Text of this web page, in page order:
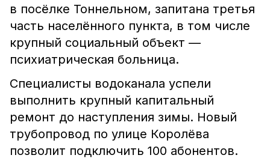
в посёлке Тоннельном, запитана третья
часть населённого пункта, в том числе
крупный социальный объект —
психиатрическая больница.
Специалисты водоканала успели
выполнить крупный капитальный
ремонт до наступления зимы. Новый
трубопровод по улице Королёва
позволит подключить 100 абонентов.